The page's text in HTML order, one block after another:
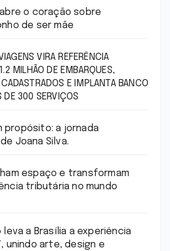
o coração sobre
de ser mãe
VIRA REFERÊNCIA
MILHÃO DE EMBARQUES,
E IMPLANTA BANCO
DE 300 SERVIÇOS
propósito: a jornada
Joana Silva.
espaço e transformam
tributária no mundo
a Brasília a experiência
unindo arte, design e